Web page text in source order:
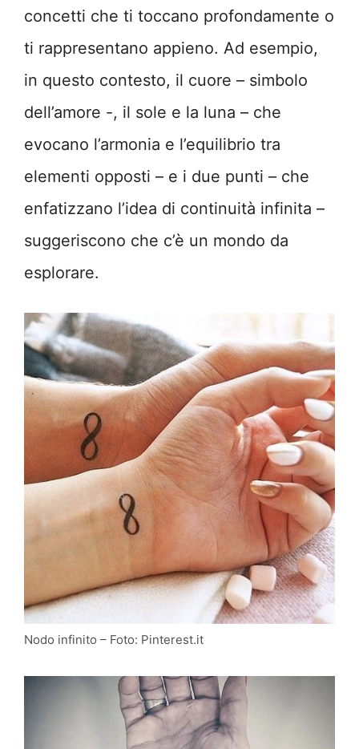
concetti che ti toccano profondamente o
ti rappresentano appieno. Ad esempio,
in questo contesto, il cuore – simbolo
dell’amore -, il sole e la luna – che
evocano l’armonia e l’equilibrio tra
elementi opposti – e i due punti – che
enfatizzano l’idea di continuità infinita –
suggeriscono che c’è un mondo da
esplorare.
Nodo infinito – Foto: Pinterest.it